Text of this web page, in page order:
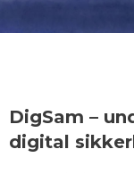
DigSam –
digital